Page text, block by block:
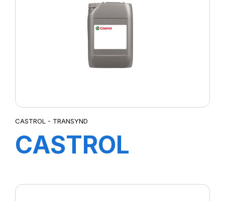
CASTROL - TRANSYND
CASTROL